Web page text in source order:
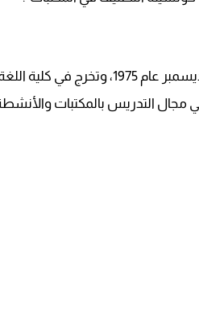
ولد عرفات أبو سالم في